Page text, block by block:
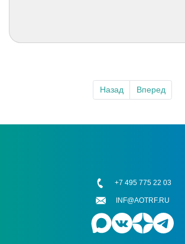
Назад Вперед
+7 495 775 22 03
INF@AOTRF.RU